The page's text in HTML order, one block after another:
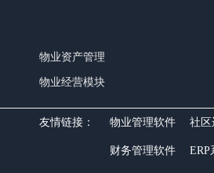
物业资产管理
物业经营模块
友情链接： 物业管理软件 社区
财务管理软件 ERP